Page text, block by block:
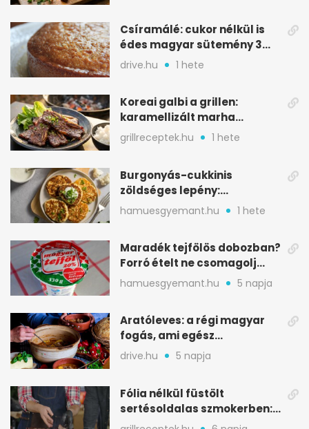
Csíramálé: cukor nélkül is
édes magyar sütemény 3
alapanyagból
drive.hu 1 hete
Koreai galbi a grillen:
karamellizált marha
rövidborda gyorsan
grillreceptek.hu 1 hete
Burgonyás-cukkinis
zöldséges lepény:
aranybarna, szaftos, hús
nélkül is
hamuesgyemant.hu 1 hete
Maradék tejfölös dobozban?
Forró ételt ne csomagolj
ilyen tégelybe
hamuesgyemant.hu 5 napja
Aratóleves: a régi magyar
fogás, ami egész
csapatokat jóllakatott
drive.hu 5 napja
Fólia nélkül füstölt
sertésoldalas szmokerben:
ropogós bark, 6 óra